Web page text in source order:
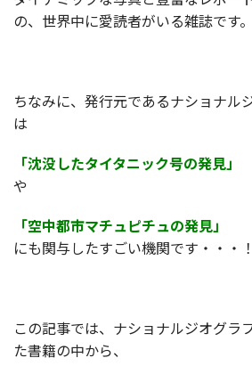
の、世界中に愛読者がいる雑誌です。
ちなみに、発行元であるナショナル
は
「沈没したタイタニック号の発見」
や
「空中都市マチュピチュの発見」
にも関与したすごい機関です・・・！
この記事では、ナショナルジオグラ
た書籍の中から、